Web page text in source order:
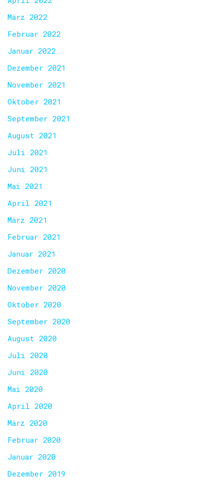
März 2022
Februar 2022
Januar 2022
Dezember 2021
November 2021
Oktober 2021
September 2021
August 2021
Juli 2021
Juni 2021
Mai 2021
April 2021
März 2021
Februar 2021
Januar 2021
Dezember 2020
November 2020
Oktober 2020
September 2020
August 2020
Juli 2020
Juni 2020
Mai 2020
April 2020
März 2020
Februar 2020
Januar 2020
Dezember 2019